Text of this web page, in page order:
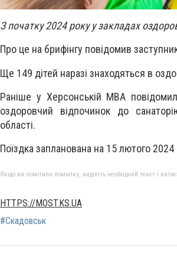
З початку 2024 року у закладах
Про це на брифінгу повідомив
Ще 149 дітей наразі знаходяться в
Раніше у Херсонській МВА
оздоровчий відпочинок до
області.
Поїздка запланована на 15 лютого 2024
Якщо ви помітили помилку, виділіть необхідний текст і
HTTPS://MOST.KS.UA
#Скадовськ